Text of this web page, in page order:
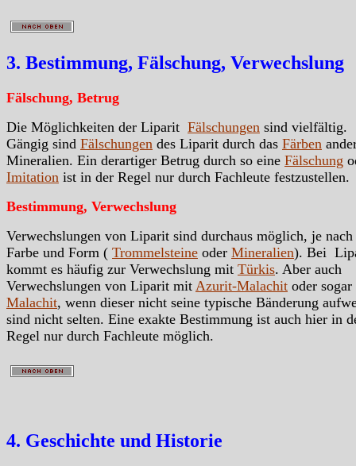
3. Bestimmung, Fälschung, Verwechslung
Fälschung, Betrug
Die Möglichkeiten der Liparit Fälschungen sind vielfältig.
Gängig sind Fälschungen des Liparit durch das Färben
Mineralien. Ein derartiger Betrug durch so eine Fälschung
Imitation ist in der Regel nur durch Fachleute festzustellen.
Bestimmung, Verwechslung
Verwechslungen von Liparit sind durchaus möglich, je nach
Farbe und Form ( Trommelsteine oder Mineralien). Bei
kommt es häufig zur Verwechslung mit Türkis. Aber auch
Verwechslungen von Liparit mit Azurit-Malachit oder sogar
Malachit, wenn dieser nicht seine typische Bänderung
sind nicht selten. Eine exakte Bestimmung ist auch hier in
Regel nur durch Fachleute möglich.
4. Geschichte und Historie